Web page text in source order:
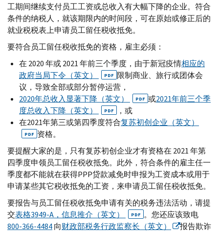
工期间继续支付员工工资或总收入有大幅下降的企业。符合
条件的纳税人，就该期限内的时间段，可在原始或修正后的
就业税税表上申请员工留任税收抵免。
要符合员工留任税收抵免的资格，雇主必须：
在 2020 年或 2021 年前三个季度，由于新冠疫情相应的
政府当局下令（英文）
PDF 限制商业、旅行或团体会
议，导致全部或部分暂停运营，
2020年总收入显著下降（英文）
PDF 或2021年前三个季
度总收入下降（英文）
PDF
，或
在2021年第三或第四季度符合复苏初创企业（英文）
PDF 资格。
要提醒大家的是，只有复苏初创企业才有资格在 2021 年第
四季度申领员工留任税收抵免。此外，符合条件的雇主任一
季度都不能就在获得PPP贷款减免时申报为工资成本或用于
申请某些其它税收抵免的工资，来申请员工留任税收抵免。
要报告与员工留任税收抵免申请有关的税务违法活动，请提
交表格3949-A ，信息推介（英文） PDF 。您还应该致电
800-366-4484向财政部税务行政监察长（英文）
报告欺诈